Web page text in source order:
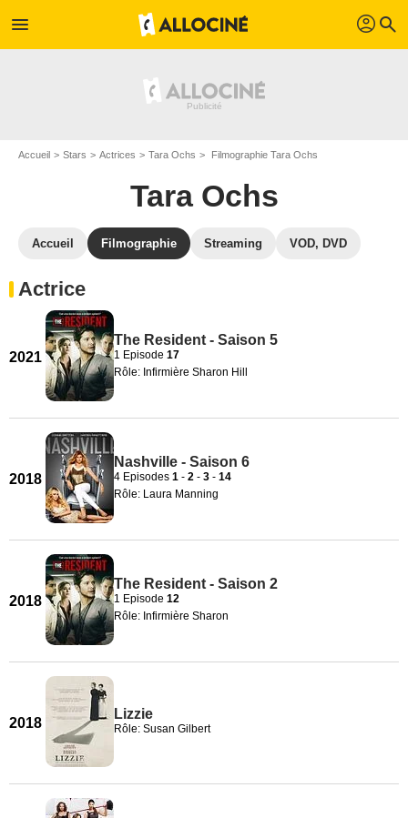
menu profil search
Accueil Stars Actrices Tara Ochs Filmographie Tara Ochs
Tara Ochs
Accueil Filmographie Streaming VOD, DVD
Actrice
2021
The Resident - Saison 5
1 Episode 17
Rôle: Infirmière Sharon Hill
2018
Nashville - Saison 6
4 Episodes 1 - 2 - 3 - 14
Rôle: Laura Manning
2018
The Resident - Saison 2
1 Episode 12
Rôle: Infirmière Sharon
2018
Lizzie
Rôle: Susan Gilbert